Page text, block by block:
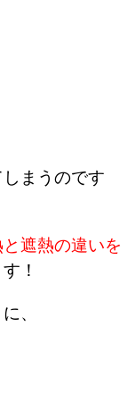
まうのです
と遮熱の違いを
！
、